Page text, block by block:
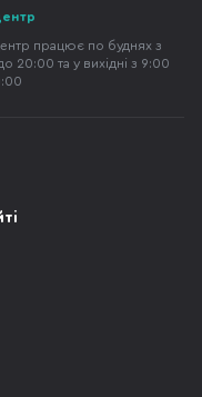
працює по буднях з
20:00 та у вихідні з 9:00